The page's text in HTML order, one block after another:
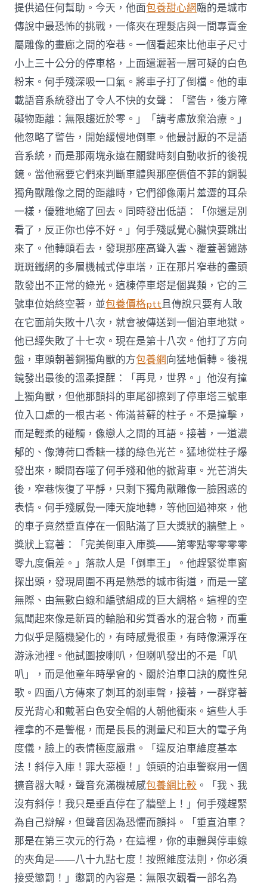
提供過任何幫助。今天，他面包養甜心網臨的是城市
傳說中最恐怖的挑戰，一條夾在理髮店與一間專賣金
屬雕像的畫廊之間的窄巷。一個看起來比他車子尺寸
小上三十公分的停車格，上面還灑著一層可疑的白色
粉末。何手殘深吸一口氣。將車子打了倒檔。他的車
載語音系統發出了令人不快的女聲：「警告，後方障
礙物距離：無限趨近於零。」「請考慮放棄治療。」
他忽略了警告，開始緩慢地倒車。他最討厭的不是語
音系統，而是那兩塊永遠在關鍵時刻自動收折的後視
鏡。當他需要它們來判斷車體與那座價值不菲的銅製
獨角獸雕像之間的距離時，它們卻像兩片羞澀的耳朵
一樣，優雅地縮了回去。同時發出低語：「你還是別
看了，反正你也停不好。」何手殘感覺心臟快要跳出
來了。他轉頭看去，發現那座高聳入雲、覆蓋著鏽跡
斑斑鐵網的多層機械式停車塔，正在那片窄巷的盡頭
散發出不正常的綠光。這棟停車塔是個異類，它的三
號車位始終空著，並包養價格ptt且傳說只要有人敢
在它面前失敗十八次，就會被傳送到一個泊車地獄。
他已經失敗了十七次。現在是第十八次。他打了方向
盤，車頭朝著銅獨角獸的方包養網向猛地偏轉。後視
鏡發出最後的溫柔提醒：「再見，世界。」他沒有撞
上獨角獸，但他那顫抖的車尾卻擦到了停車塔三號車
位入口處的一根古老、佈滿苔蘚的柱子。不是撞擊，
而是輕柔的碰觸，像戀人之間的耳語。接著，一道濃
郁的、像薄荷口香糖一樣的綠色光芒。猛地從柱子爆
發出來，瞬間吞噬了何手殘和他的掀背車。光芒消失
後，窄巷恢復了平靜，只剩下獨角獸雕像一臉困惑的
表情。何手殘感覺一陣天旋地轉，等他回過神來，他
的車子竟然垂直停在一個貼滿了巨大獎狀的牆壁上。
獎狀上寫著：「完美倒車入庫獎——第零點零零零零
零九度偏差。」落款人是「倒車王」。他趕緊從車窗
探出頭，發現周圍不再是熟悉的城市街道，而是一望
無際、由無數白線和編號組成的巨大網格。這裡的空
氣聞起來像是新買的輪胎和劣質香水的混合物，而重
力似乎是隨機變化的，有時感覺很重，有時像漂浮在
游泳池裡。他試圖按喇叭，但喇叭發出的不是「叭
叭」，而是他童年時學會的、關於泊車口訣的魔性兒
歌。四面八方傳來了刺耳的剎車聲，接著，一群穿著
反光背心和戴著白色安全帽的人朝他衝來。這些人手
裡拿的不是警棍，而是長長的測量尺和巨大的電子角
度儀，臉上的表情極度嚴肅。「違反泊車維度基本
法！斜停入庫！罪大惡極！」領頭的泊車警察用一個
擴音器大喊，聲音充滿機械感包養網比較 。「我、我
沒有斜停！我只是垂直停在了牆壁上！」何手殘趕緊
為自己辯解，但聲音因為恐懼而顫抖。「垂直泊車？
那是在第三次元的行為，在這裡，你的車體與停車線
的夾角是——八十九點七度！按照維度法則，你必須
接受懲罰！」懲罰的內容是：無限次觀看一部名為